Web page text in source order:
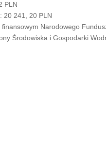
PLN
20 241, 20 PLN
finansowym Narodowego
Środowiska i Gospodarki